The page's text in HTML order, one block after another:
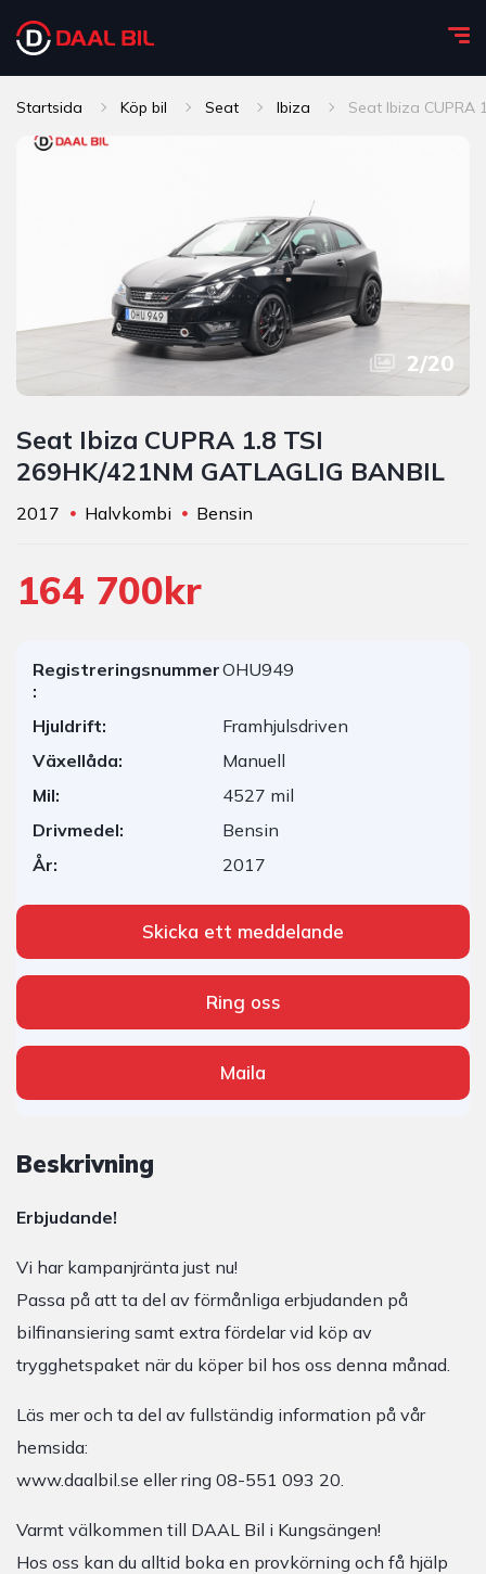
Startsida Köp bil Seat Ibiza Seat Ibiza CUPRA
2/20
Seat Ibiza CUPRA 1.8 TSI
269HK/421NM GATLAGLIG BANBIL
2017 Halvkombi Bensin
164 700kr
Registreringsnummer
:
OHU949
Hjuldrift:
Framhjulsdriven
Växellåda:
Manuell
Mil:
4527 mil
Drivmedel:
Bensin
År:
2017
Skicka ett meddelande
Ring oss
Maila
Beskrivning
Erbjudande!
Vi har kampanjränta just nu!
Passa på att ta del av förmånliga erbjudanden på
bilfinansiering samt extra fördelar vid köp av
trygghetspaket när du köper bil hos oss denna månad.
Läs mer och ta del av fullständig information på vår
hemsida:
www.daalbil.se eller ring 08-551 093 20.
Varmt välkommen till DAAL Bil i Kungsängen!
Hos oss kan du alltid boka en provkörning och få hjälp